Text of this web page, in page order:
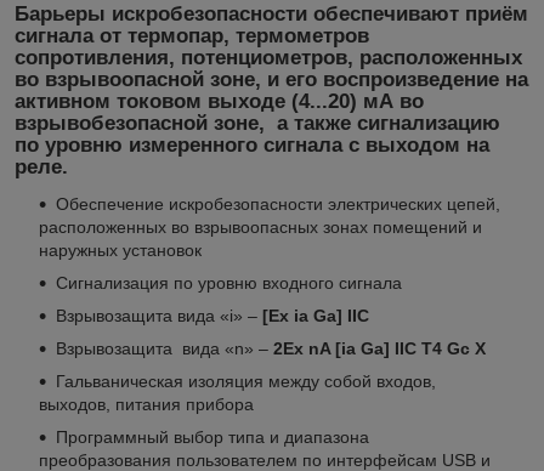
Барьеры искробезопасности обеспечивают приём
сигнала от термопар, термометров
сопротивления, потенциометров, расположенных
во взрывоопасной зоне, и его воспроизведение на
активном токовом выходе (4...20) мА во
взрывобезопасной зоне, а также сигнализацию
по уровню измеренного сигнала с выходом на
реле.
Обеспечение искробезопасности электрических цепей,
расположенных во взрывоопасных зонах помещений и
наружных установок
Сигнализация по уровню входного сигнала
Взрывозащита вида «i» – [Ex ia Ga] IIC
Взрывозащита вида «n» – 2Ex nA [ia Ga] IIC Т4 Gc X
Гальваническая изоляция между собой входов,
выходов, питания прибора
Программный выбор типа и диапазона
преобразования пользователем по интерфейсам USB и